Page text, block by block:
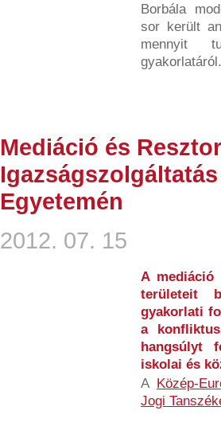
Borbála
sor került
mennyit
Mediáció és
Egyetemén
2012. 07. 15
A mediáció
területeit
gyakorlati
a
hangsúlyt
iskolai és
A Közép-
Jogi